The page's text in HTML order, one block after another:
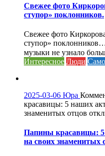
Свежее фото
ступор» поклонников.
Свежее фото
ступор»
музыки не узнало
Интересное Люди
2025-03-06 Юра
красавицы: 5 наших
знаменитых отцов
Папины красавицы: 5
на своих знаменитых